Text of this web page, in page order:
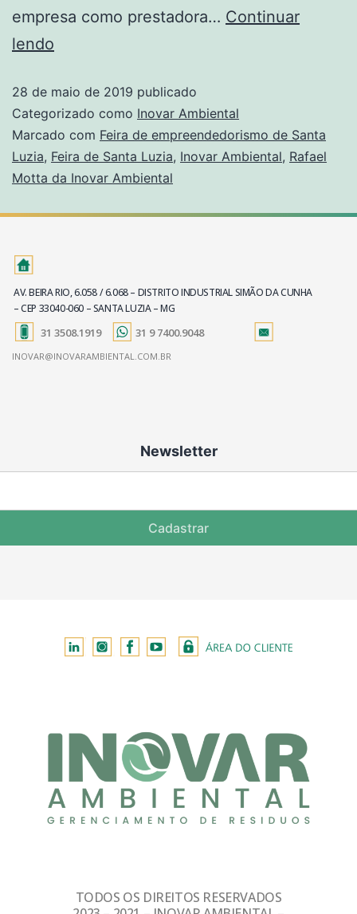
empresa como prestadora… Continuar
lendo
28 de maio de 2019 publicado
Categorizado como Inovar Ambiental
Marcado com Feira de empreendedorismo de Santa
Luzia, Feira de Santa Luzia, Inovar Ambiental, Rafael
Motta da Inovar Ambiental
AV. BEIRA RIO, 6.058 / 6.068 – DISTRITO INDUSTRIAL SIMÃO DA CUNHA
– CEP 33040-060 – SANTA LUZIA – MG
31 3508.1919 31 9 7400.9048
INOVAR@INOVARAMBIENTAL.COM.BR
Newsletter
Cadastrar
TODOS OS DIREITOS RESERVADOS